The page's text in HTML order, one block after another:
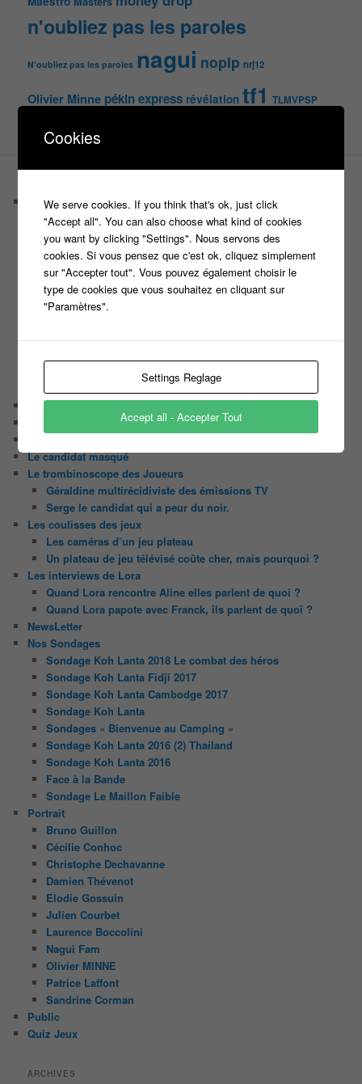
n'oubliez pas les paroles
N'oubliez pas les paroles nagui noplp nrj12
Olivier Minne pékin express révélation tf1 TLMVPSP
Castings
C’est quoi un casteur ?
C’est quoi un directeur de casting ?
Harry
Motus
Slam
C’est quoi un casting ?
Les 12 coups de midi
N’oubliez Pas Les Paroles
Tout le monde veut prendre sa place
Chaine Youtube
Le candidat masqué
Le trombinoscope des Joueurs
Géraldine multirécidiviste des émissions TV
Serge le candidat qui a peur du noir.
Les coulisses des jeux
Les caméras d’un jeu plateau
Un plateau de jeu télévisé coûte cher, mais pourquoi ?
Les interviews de Lora
Quand Lora rencontre Aline elles parlent de quoi ?
Quand Lora papote avec Franck, ils parlent de quoi ?
NewsLetter
Nos Sondages
Sondage Koh Lanta 2018 Le combat des héros
Sondage Koh Lanta Fidji 2017
Sondage Koh Lanta Cambodge 2017
Sondage Koh Lanta
Sondages « Bienvenue au Camping »
Sondage Koh Lanta 2016 (2) Thailand
Sondage Koh Lanta 2016
Face à la Bande
Sondage Le Maillon Faible
Portrait
Bruno Guillon
Cécilie Conhoc
Christophe Dechavanne
Damien Thévenot
Elodie Gossuin
Julien Courbet
Laurence Boccolini
Nagui Fam
Olivier MINNE
Patrice Laffont
Sandrine Corman
Public
Quiz Jeux
ARCHIVES
Cookies
We serve cookies. If you think that's ok, just click
"Accept all". You can also choose what kind of cookies
you want by clicking "Settings". Nous servons des
cookies. Si vous pensez que c'est ok, cliquez simplement
sur "Accepter tout". Vous pouvez également choisir le
type de cookies que vous souhaitez en cliquant sur
"Paramètres".
Settings Reglage
Accept all - Accepter Tout